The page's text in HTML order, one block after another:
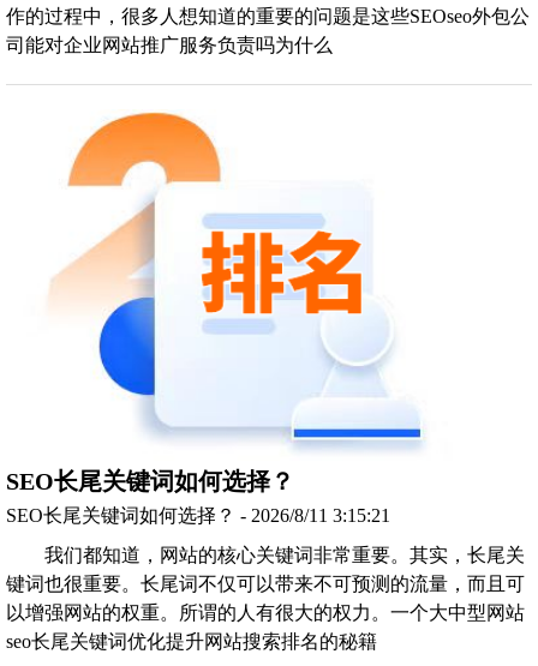
作的过程中，很多人想知道的重要的问题是这些SEOseo外包公
司能对企业网站推广服务负责吗为什么
SEO长尾关键词如何选择？
SEO长尾关键词如何选择？ - 2026/8/11 3:15:21
我们都知道，网站的核心关键词非常重要。其实，长尾关
键词也很重要。长尾词不仅可以带来不可预测的流量，而且可
以增强网站的权重。所谓的人有很大的权力。一个大中型网站
seo长尾关键词优化提升网站搜索排名的秘籍